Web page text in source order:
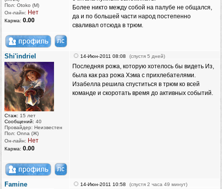
Пол: Otoko (M)
Он-лайн: Нет
Карма: 0.00
Более никто между собой на палубе не общался,
да и по большей части народ постепенно
сваливал отсюда в трюм.
Shi'indriel
Стаж: 15 лет
Сообщений: 40
Провайдер: Неизвестен
Пол: Onna (Ж)
Он-лайн: Нет
Карма: 0.00
14-Июн-2011 08:08 (спустя 5 дней)
Последняя рожа, которую хотелось бы видеть Из,
была как раз рожа Хэма с прихлебателями.
Изабелла решила спуститься в трюм ко всей
команде и скоротать время до активных событий.
Famine 14-Июн-2011 10:58 (спустя 2 часа 49 минут)